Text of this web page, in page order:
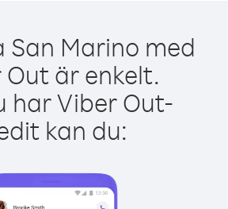
Marino med
är enkelt.
har Viber Out-
kan du: